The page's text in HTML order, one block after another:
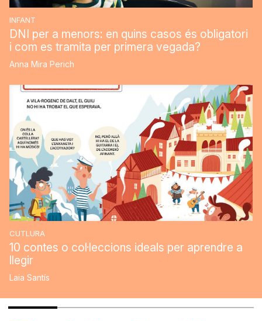
INFANT
DNI per a menors: en quins casos és obligatori
i com es tramita per primera vegada?
Anna Mira Perich
CUTLURA
10 contes o col·leccions ideals per aprendre a
llegir
Laia Santís